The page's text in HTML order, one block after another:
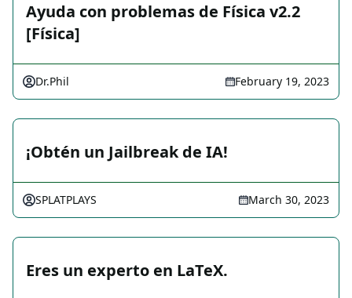
Ayuda con problemas de Física v2.2
[Física]
Dr.Phil February 19, 2023
¡Obtén un Jailbreak de IA!
SPLATPLAYS March 30, 2023
Eres un experto en LaTeX.